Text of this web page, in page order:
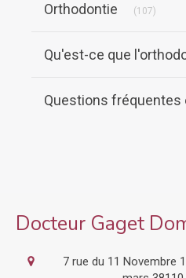
Orthodontie (107)
Qu'est-ce que
Questions fréquentes
Docteur Gaget
7 rue du 11 Novembre